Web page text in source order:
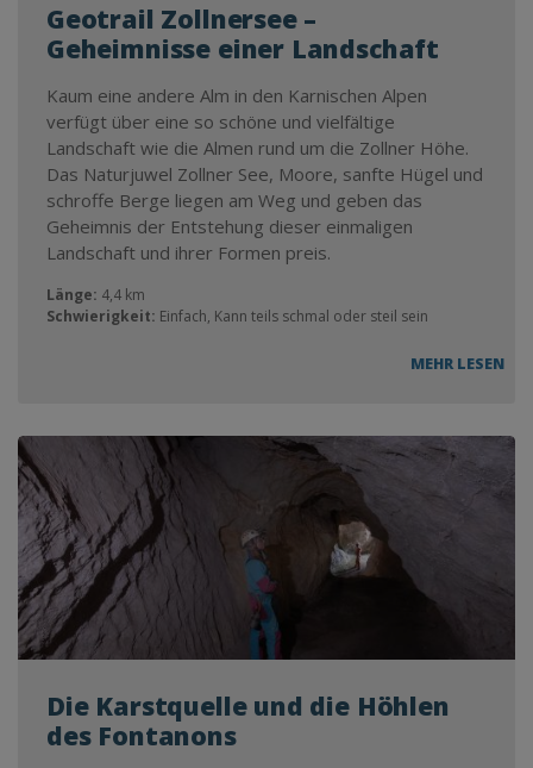
Geotrail Zollnersee –
Geheimnisse einer Landschaft
Kaum eine andere Alm in den Karnischen Alpen
verfügt über eine so schöne und vielfältige
Landschaft wie die Almen rund um die Zollner Höhe.
Das Naturjuwel Zollner See, Moore, sanfte Hügel und
schroffe Berge liegen am Weg und geben das
Geheimnis der Entstehung dieser einmaligen
Landschaft und ihrer Formen preis.
Länge: 4,4 km
Schwierigkeit: Einfach, Kann teils schmal oder steil sein
MEHR LESEN
Die Karstquelle und die Höhlen
des Fontanons